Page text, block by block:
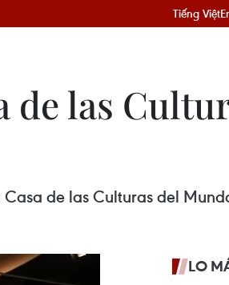
Tiếng Việt
de las
de las Culturas del
LO